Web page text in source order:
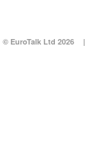
© EuroTalk Ltd 2026 |